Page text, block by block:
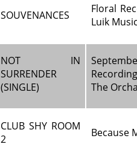
SOUVENANCES
Floral
Luik
NOT IN
SURRENDER
(SINGLE)
The
CLUB SHY ROOM
2
Because